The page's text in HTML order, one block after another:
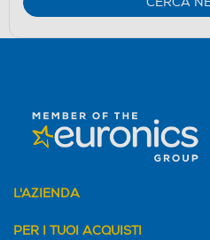
L'AZIENDA
PER I TUOI ACQUISTI